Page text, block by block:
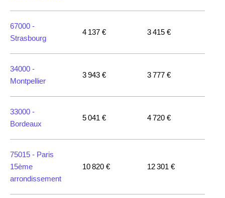
67000 -
Strasbourg
4 137 € 3 415 €
34000 -
Montpellier
3 943 € 3 777 €
33000 -
Bordeaux
5 041 € 4 720 €
75015 - Paris
15ème
arrondissement
10 820 € 12 301 €